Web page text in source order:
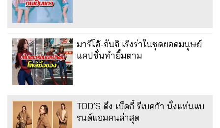
มาริโอ้-จันจิ เริงร่าในชุดยอดมนุษย์
แคปชั่นทำยิ้มตาม
TOD’S ดึง เบ็คกี้ รีเบคก้า นั่งแท่นแบ
รนด์แอมคนล่าสุด